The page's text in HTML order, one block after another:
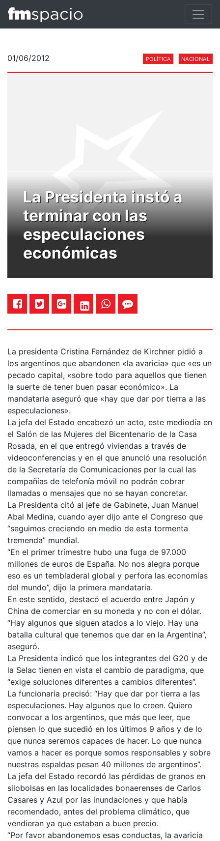
01/06/2012 POLÍTICA NACIONAL
La Presidenta instó a
terminar con las
especulaciones
económicas
La presidenta Cristina Fernández de Kirchner pidió a
los argentinos que abandonen «la avaricia» que «es un
pecado capital, «sobre todo para aquellos que tienen
la suerte de tener buen pasar económico». La
mandataria aseguró que «hay que dar por tierra a las
especulaciones».
La jefa del Estado encabezó un acto, este mediodía en
el Salón de las Mujeres del Bicentenario de la Casa
Rosada, en el que entregó viviendas a través de
videoconferencias y en el que anunció una resolución
de la Secretaría de Comunicaciones por la cual las
compañías de telefonía móvil no podrán cobrar
llamadas o mensajes que no se hayan concretar.
La Presidenta citó al jefe de Gabinete, Juan Manuel
Abal Medina, cuando ayer dijo ante el Congreso que
“seguimos creciendo en medio de esta tormenta
tremenda” mundial.
“En el primer trimestre hubo una fuga de 97.000
millones de euros de España. No nos alegra porque
eso es un tembladeral global y perfora las economías
del mundo”, dijo la primera mandataria.
En este sentido, destacó el acuerdo entre Japón y
China de comerciar en su moneda y no con el dólar.
“Hay algunos que siguen atados a lo viejo. Hay una
batalla cultural que tenemos que dar en la Argentina”,
aseguró.
La Presidenta indicó que los integrantes del G20 y de
la Selac tienen en vista el cambio de paradigma, que
“exige soluciones diferentes a cambios diferentes”.
La funcionaria precisó: “Hay que dar por tierra a las
especulaciones. Hay algunos que lo creen. Quiero
convocar a los argentinos, que más que leer, que
piensen lo que sucedió en los últimos 9 años y de lo
que nunca seremos capaces de hacer. Lo que nunca
vamos a hacer es porque somos responsables y sobre
nuestras espaldas pesan 40 millones de argentinos”.
La jefa del Estado recordó las pérdidas de granos en
silobolsas en las localidades bonaerenses de Carlos
Casares y Azul por las inundaciones y que había
recomendado, antes del problema climático, que
vendieran ya que estaban a buen precio.
“Por favor abandonemos esas conductas, la avaricia